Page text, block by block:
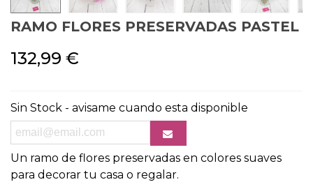
RAMO FLORES PRESERVADAS PASTEL
132,99 €
Sin Stock - avisame cuando esta disponible
Un ramo de flores preservadas en colores suaves
para decorar tu casa o regalar.